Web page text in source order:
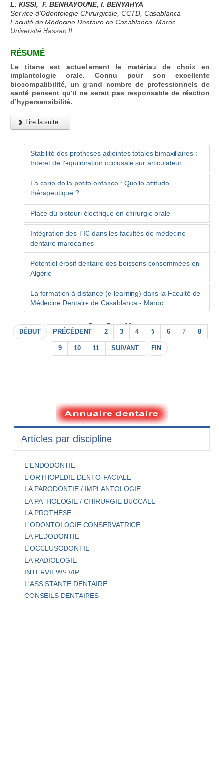
L. KISSI, F. BENHAYOUNE, I. BENYAHYA
Service d’Odontologie Chirurgicale, CCTD, Casablanca
Faculté de Médecine Dentaire de Casablanca. Maroc
Université Hassan II
RÉSUMÉ
Le titane est actuellement le matériau de choix en
implantologie orale. Connu pour son excellente
biocompatibilité, un grand nombre de professionnels de
santé pensent qu’il ne serait pas responsable de réaction
d’hypersensibilité.
Lire la suite...
Stabilité des prothèses adjointes totales bimaxillaires :
Intérêt de l'équilibration occlusale sur articulateur
La carie de la petite enfance : Quelle attitude
thérapeutique ?
Place du bistouri électrique en chirurgie orale
Intégration des TIC dans les facultés de médecine
dentaire marocaines
Potentiel érosif dentaire des boissons consommées en
Algérie
La formation à distance (e-learning) dans la Faculté de
Médecine Dentaire de Casablanca - Maroc
Page 7 sur 22
DÉBUT PRÉCÉDENT 2 3 4 5 6 7 8
9 10 11 SUIVANT FIN
Articles par discipline
L'ENDODONTIE
L'ORTHOPEDIE DENTO-FACIALE
LA PARODONTIE / IMPLANTOLOGIE
LA PATHOLOGIE / CHIRURGIE BUCCALE
LA PROTHESE
L'ODONTOLOGIE CONSERVATRICE
LA PEDODONTIE
L'OCCLUSODONTIE
LA RADIOLOGIE
INTERVIEWS VIP
L'ASSISTANTE DENTAIRE
CONSEILS DENTAIRES